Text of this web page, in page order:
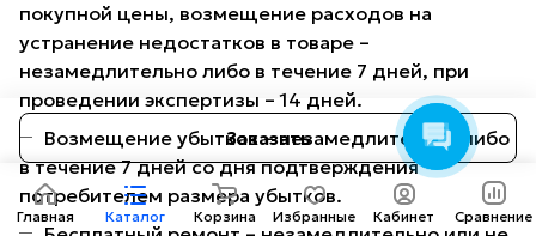
если у вас появятся
вопросы.
Заказать
покупной цены, возмещение расходов на
устранение недостатков в товаре –
незамедлительно либо в течение 7 дней, при
проведении экспертизы – 14 дней.
Возмещение убытков – незамедлительно либо
в течение 7 дней со дня подтверждения
потребителем размера убытков.
Главная Каталог Корзина Избранные Кабинет Сравнение